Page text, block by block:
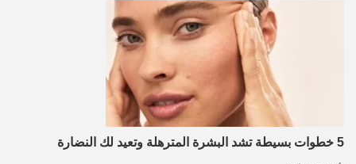
5 خطوات بسيطة تشد البشرة المترهلة وتعيد لك النضارة